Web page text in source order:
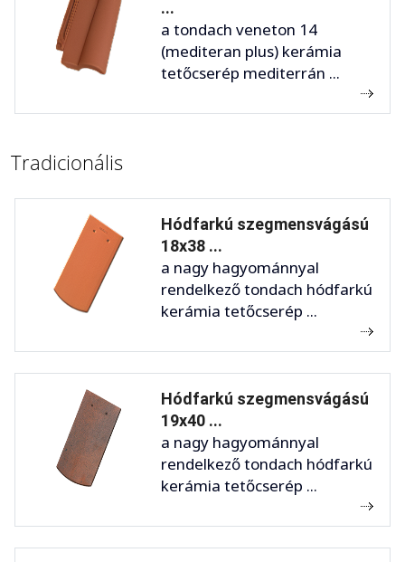
...
a tondach veneton 14
(mediteran plus) kerámia
tetőcserép mediterrán ...
Tradicionális
Hódfarkú szegmensvágású
18x38 ...
a nagy hagyománnyal
rendelkező tondach hódfarkú
kerámia tetőcserép ...
Hódfarkú szegmensvágású
19x40 ...
a nagy hagyománnyal
rendelkező tondach hódfarkú
kerámia tetőcserép ...